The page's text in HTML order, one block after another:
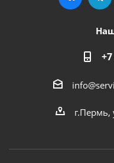
г.Пермь,